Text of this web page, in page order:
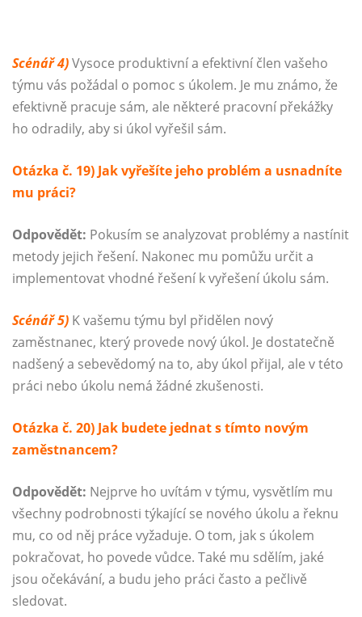
Scénář 4)Vysoce produktivní a efektivní člen vašeho
týmu vás požádal o pomoc s úkolem. Je mu známo, že
efektivně pracuje sám, ale některé pracovní překážky
ho odradily, aby si úkol vyřešil sám.
Otázka č. 19) Jak vyřešíte jeho problém a usnadníte
mu práci?
Odpovědět: Pokusím se analyzovat problémy a nastínit
metody jejich řešení. Nakonec mu pomůžu určit a
implementovat vhodné řešení k vyřešení úkolu sám.
Scénář 5) K vašemu týmu byl přidělen nový
zaměstnanec, který provede nový úkol. Je dostatečně
nadšený a sebevědomý na to, aby úkol přijal, ale v této
práci nebo úkolu nemá žádné zkušenosti.
Otázka č. 20) Jak budete jednat s tímto novým
zaměstnancem?
Odpovědět: Nejprve ho uvítám v týmu, vysvětlím mu
všechny podrobnosti týkající se nového úkolu a řeknu
mu, co od něj práce vyžaduje. O tom, jak s úkolem
pokračovat, ho povede vůdce. Také mu sdělím, jaké
jsou očekávání, a budu jeho práci často a pečlivě
sledovat.